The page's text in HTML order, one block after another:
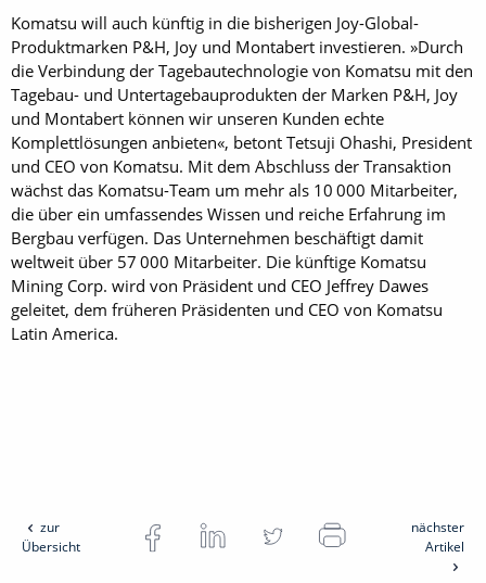
Komatsu will auch künftig in die bisherigen Joy-Global-
Produktmarken P&H, Joy und Montabert investieren. »Durch
die Verbindung der Tagebautechnologie von Komatsu mit den
Tagebau- und Untertagebauprodukten der Marken P&H, Joy
und Montabert können wir unseren Kunden echte
Komplettlösungen anbieten«, betont Tetsuji Ohashi, President
und CEO von Komatsu. Mit dem Abschluss der Transaktion
wächst das Komatsu-Team um mehr als 10 000 Mitarbeiter,
die über ein umfassendes Wissen und reiche Erfahrung im
Bergbau verfügen. Das Unternehmen beschäftigt damit
weltweit über 57 000 Mitarbeiter. Die künftige Komatsu
Mining Corp. wird von Präsident und CEO Jeffrey Dawes
geleitet, dem früheren Präsidenten und CEO von Komatsu
Latin America.
zur
Übersicht
nächster
Artikel